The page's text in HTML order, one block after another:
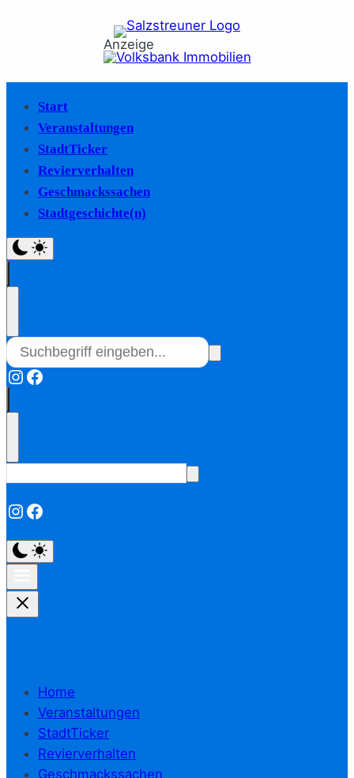
Anzeige
Start
Veranstaltungen
StadtTicker
Revierverhalten
Geschmackssachen
Stadtgeschichte(n)
Instagram
Facebook
Instagram
Facebook
Home
Veranstaltungen
StadtTicker
Revierverhalten
Geschmackssachen